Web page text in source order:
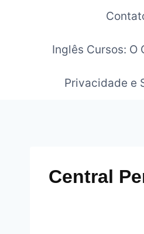
Inglês Cursos: O
Privacidade e
Central